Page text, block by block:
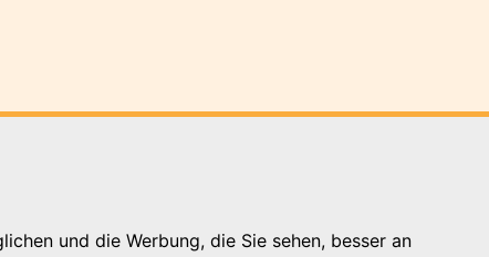
und die Werbung, die Sie sehen, besser an